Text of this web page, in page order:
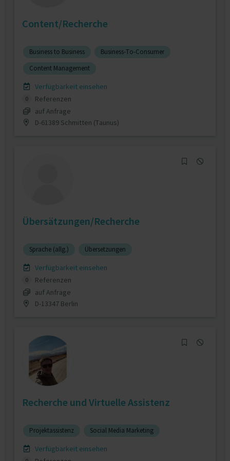
Content/Recherche
Business to Business
Business-To-Consumer
Content Management
Verfügbarkeit einsehen
0
Referenzen
auf Anfrage
D-61389 Schmitten (Taunus)
Übersätzungen/Recherche
Sprache (allg.) Übersetzungen
Verfügbarkeit einsehen
0
Referenzen
auf Anfrage
D-13347 Berlin
Recherche und Virtuelle Assistenz
Projektassistenz Social Media Marketing
Verfügbarkeit einsehen